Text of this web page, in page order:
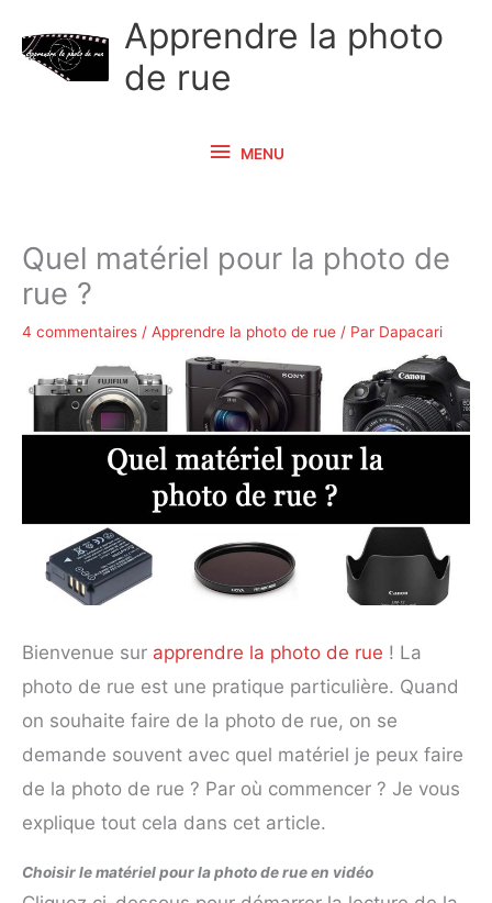
contenu
Apprendre la photo
de rue
MENU
MENU
Quel matériel pour la photo de
rue ?
4 commentaires / Apprendre la photo de rue / Par Dapacari
Bienvenue sur apprendre la photo de rue ! La
photo de rue est une pratique particulière. Quand
on souhaite faire de la photo de rue, on se
demande souvent avec quel matériel je peux faire
de la photo de rue ? Par où commencer ? Je vous
explique tout cela dans cet article.
Choisir le matériel pour la photo de rue en vidéo